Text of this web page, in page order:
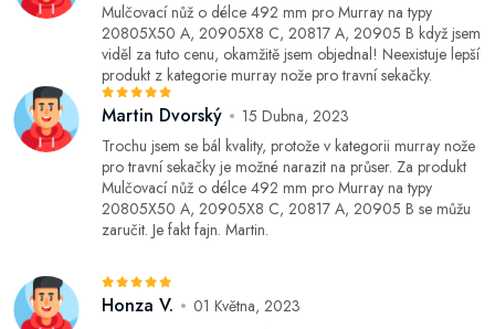
Mulčovací nůž o délce 492 mm pro Murray na typy
20805X50 A, 20905X8 C, 20817 A, 20905 B když jsem
viděl za tuto cenu, okamžitě jsem objednal! Neexistuje lepší
produkt z kategorie murray nože pro travní sekačky.
Martin Dvorský
15 Dubna, 2023
Trochu jsem se bál kvality, protože v kategorii murray nože
pro travní sekačky je možné narazit na průser. Za produkt
Mulčovací nůž o délce 492 mm pro Murray na typy
20805X50 A, 20905X8 C, 20817 A, 20905 B se můžu
zaručit. Je fakt fajn. Martin.
Honza V.
01 Května, 2023